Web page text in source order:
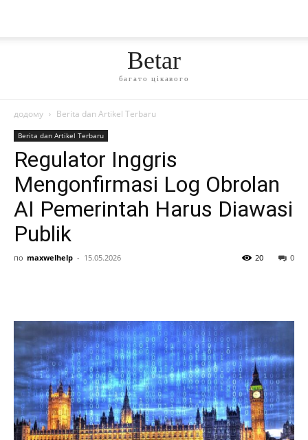
Betar
багато цікавого
додому Berita dan Artikel Terbaru
Berita dan Artikel Terbaru
Regulator Inggris
Mengonfirmasi Log Obrolan
AI Pemerintah Harus Diawasi
Publik
по maxwelhelp - 15.05.2026 0
20